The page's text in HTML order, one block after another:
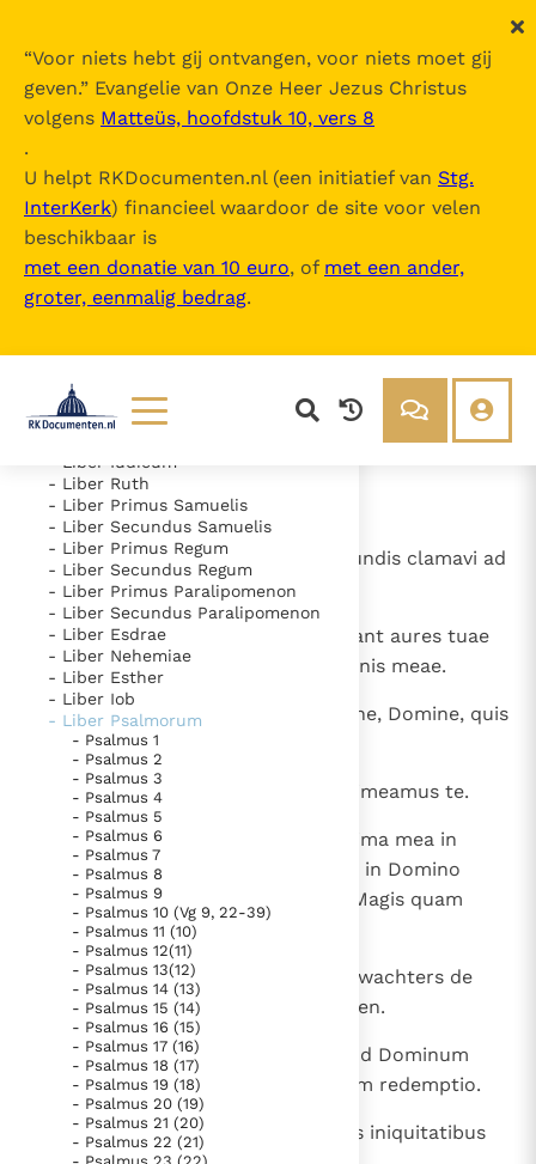
“Voor niets hebt gij ontvangen, voor niets moet gij
geven.” Evangelie van Onze Heer Jezus Christus
volgens Matteüs, hoofdstuk 10, vers 8
.
U helpt RKDocumenten.nl (een initiatief van Stg.
InterKerk) financieel waardoor de site voor velen
beschikbaar is
met een donatie van 10 euro, of met een ander,
groter, eenmalig bedrag.
Lezen
Documenten
Bijbel
Thema’s
Berichten
Denzinger
Over ons
Nieuwsbrief
Gebruiksvoorwaarden
Nieuwste Documenten
5. Het gebed van de Kerk
In Christus wordt onze honger vervuld
Leer de kostbare parel van Gods koninkrijk te
herkennen
Gods Koninkrijk groeit stilletjes door liefde, niet door
dwang
De mystiek. De mystieke verschijnselen en de
heiligheid
Berichten
Het Vaticaan publiceert een nieuwe Latijnse uitgave
van het Romeins martyrologium
Vaticaanse financiële waakhond verliest autonomie
Paus spreekt het Wereldvoedselprogramma toe
Paus Leo XIV in Pavia: "De stad is zowel een gave als
een taak"
Paus in Pavia: St. Augustinus toont ons de noodzaak om
"naar het innerlijk" toe te keren.
Nova Vulgata
Inhoudsopgave
uitklappen
- Vetus Testamentum
- Liber Exodus
- Liber Numeri
- Liber Deuteronomii
- Liber Iudicum
- Liber Ruth
- Liber Primus Samuelis
- Liber Secundus Samuelis
- Liber Primus Regum
- Liber Secundus Regum
- Liber Primus Paralipomenon
- Liber Secundus Paralipomenon
- Liber Esdrae
- Liber Nehemiae
- Liber Esther
- Liber Iob
- Liber Psalmorum
- Psalmus 1
- Psalmus 2
- Psalmus 3
- Psalmus 4
- Psalmus 5
- Psalmus 6
- Psalmus 7
- Psalmus 8
- Psalmus 9
- Psalmus 10 (Vg 9, 22-39)
- Psalmus 11 (10)
- Psalmus 12(11)
- Psalmus 13(12)
- Psalmus 14 (13)
- Psalmus 15 (14)
- Psalmus 16 (15)
- Psalmus 17 (16)
- Psalmus 18 (17)
- Psalmus 19 (18)
- Psalmus 20 (19)
- Psalmus 21 (20)
- Psalmus 22 (21)
- Psalmus 130 (129)
Canticum ascensionum. De profundis clamavi ad
te, Domine;
Domine, exaudi vocem meam. Fiant aures tuae
intendentes in vocem deprecationis meae.
Si iniquitates observaveris, Domine, Domine, quis
sustinebit?
Quia apud te propitiatio est, ut timeamus te.
Sustinui te, Domine, sustinuit anima mea in
verbo eius; speravit 6 anima mea in Domino
magis quam custodes auroram. Magis quam
custodes auroram
stil verbeid ik de Heer, meer dan wachters de
morgen, zij die wachten de morgen.
speret Israel in Domino, quia apud Dominum
misericordia, et copiosa apud eum redemptio.
Et ipse redimet Israel ex omnibus iniquitatibus